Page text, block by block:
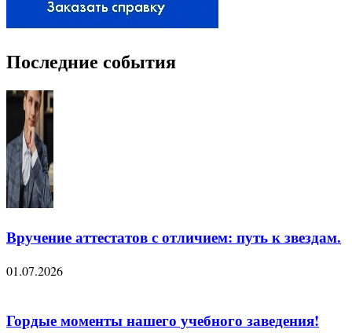
Последние события
Вручение аттестатов с отличием: путь к звездам.
01.07.2026
Гордые моменты нашего учебного заведения!